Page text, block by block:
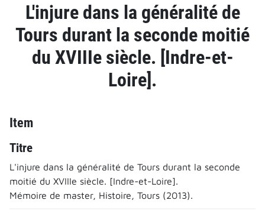
L'injure dans la généralité de
Tours durant la seconde moitié
du XVIIIe siècle. [Indre-et-
Loire].
Item
Titre
L'injure dans la généralité de Tours durant la seconde
moitié du XVIIIe siècle. [Indre-et-Loire].
Mémoire de master, Histoire, Tours (2013).